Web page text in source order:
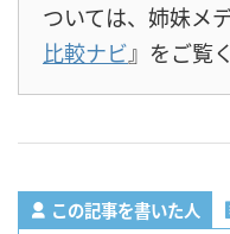
ついては、姉妹メ
比較ナビ』をご覧
この記事を書いた人